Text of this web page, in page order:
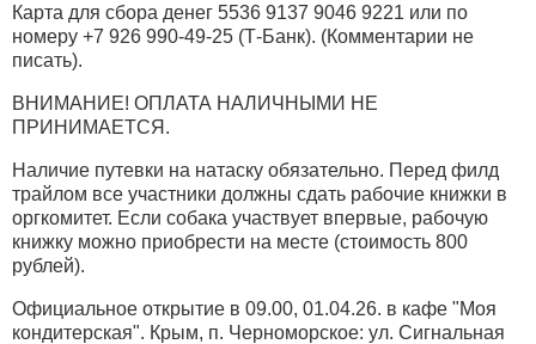
Карта для сбора денег 5536 9137 9046 9221 или по
номеру +7 926 990-49-25 (Т-Банк). (Комментарии не
писать).
ВНИМАНИЕ! ОПЛАТА НАЛИЧНЫМИ НЕ
ПРИНИМАЕТСЯ.
Наличие путевки на натаску обязательно. Перед филд
трайлом все участники должны сдать рабочие книжки в
оргкомитет. Если собака участвует впервые, рабочую
книжку можно приобрести на месте (стоимость 800
рублей).
Официальное открытие в 09.00, 01.04.26. в кафе "Моя
кондитерская". Крым, п. Черноморское: ул. Сигнальная